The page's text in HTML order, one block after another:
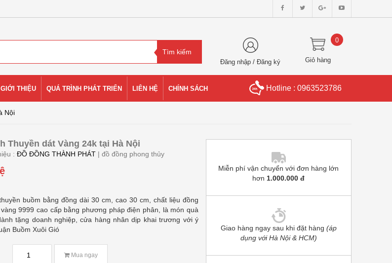
Đăng nhập /Đăng ký Giỏ hàng
0
GIỚI THIỆU QUÁ TRÌNH PHÁT TRIỂN LIÊN HỆ CHÍNH SÁCH Hotline : 0963523786
Nội
Thuyền dát Vàng 24k tại Hà Nội
:ĐỒ ĐỒNG THÀNH PHÁT | đồ đồng phong thủy
buồm bằng đồng dài 30 cm, cao 30 cm, chất liệu đồng
9999 cao cấp bằng phương pháp điện phân, là món quà
tặng doanh nghiệp, cửa hàng nhân dịp khai trương với ý
Buồm Xuôi Gió
Mua ngay
Miễn phí vận chuyển với đơn hàng lớn
hơn 1.000.000 đ
Giao hàng ngay sau khi đặt hàng (áp
dụng với Hà Nội & HCM)